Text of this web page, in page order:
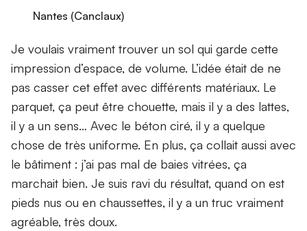
Nantes (Canclaux)
Je voulais vraiment trouver un sol qui garde cette
impression d’espace, de volume. L’idée était de ne
pas casser cet effet avec différents matériaux. Le
parquet, ça peut être chouette, mais il y a des lattes,
il y a un sens… Avec le béton ciré, il y a quelque
chose de très uniforme. En plus, ça collait aussi avec
le bâtiment : j’ai pas mal de baies vitrées, ça
marchait bien. Je suis ravi du résultat, quand on est
pieds nus ou en chaussettes, il y a un truc vraiment
agréable, très doux.